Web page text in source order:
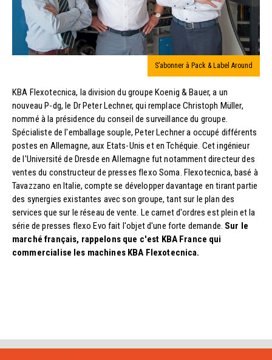
S’abonner à Pack & Label Around
KBA Flexotecnica, la division du groupe Koenig & Bauer, a un
nouveau P-dg, le Dr Peter Lechner, qui remplace Christoph Müller,
nommé à la présidence du conseil de surveillance du groupe.
Spécialiste de l'emballage souple, Peter Lechner a occupé différents
postes en Allemagne, aux Etats-Unis et en Tchéquie. Cet ingénieur
de l'Université de Dresde en Allemagne fut notamment directeur des
ventes du constructeur de presses flexo Soma. Flexotecnica, basé à
Tavazzano en Italie, compte se développer davantage en tirant partie
des synergies existantes avec son groupe, tant sur le plan des
services que sur le réseau de vente. Le carnet d'ordres est plein et la
série de presses flexo Evo fait l'objet d'une forte demande. Sur le
marché français, rappelons que c'est KBA France qui
commercialise les machines KBA Flexotecnica.